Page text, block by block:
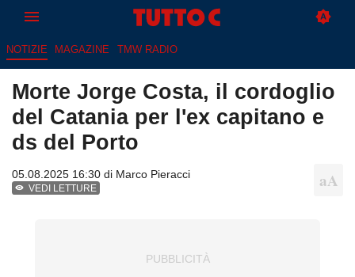
NOTIZIE MAGAZINE TMW RADIO
Morte Jorge Costa, il cordoglio
del Catania per l'ex capitano e
ds del Porto
05.08.2025 16:30 di Marco Pieracci
VEDI LETTURE